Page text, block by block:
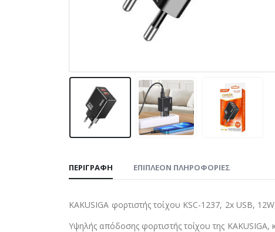
ΠΕΡΙΓΡΑΦΉ ΕΠΙΠΛΈΟΝ ΠΛΗΡΟΦΟΡΊΕΣ
KAKUSIGA φορτιστής τοίχου KSC-1237, 2x USB,
Υψηλής απόδοσης φορτιστής τοίχου της